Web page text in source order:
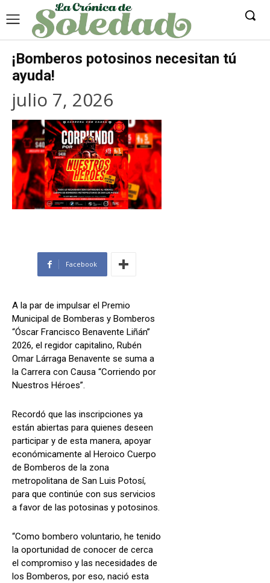
¡Bomberos potosinos necesitan tú
ayuda!
julio 7, 2026
Facebook
A la par de impulsar el Premio
Municipal de Bomberas y Bomberos
“Óscar Francisco Benavente Liñán”
2026, el regidor capitalino, Rubén
Omar Lárraga Benavente se suma a
la Carrera con Causa “Corriendo por
Nuestros Héroes”.
Recordó que las inscripciones ya
están abiertas para quienes deseen
participar y de esta manera, apoyar
económicamente al Heroico Cuerpo
de Bomberos de la zona
metropolitana de San Luis Potosí,
para que continúe con sus servicios
a favor de las potosinas y potosinos.
“Como bombero voluntario, he tenido
la oportunidad de conocer de cerca
el compromiso y las necesidades de
los Bomberos, por eso, nació esta